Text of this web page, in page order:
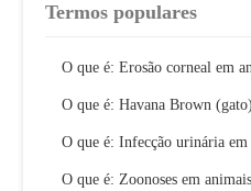
Termos populares
O que é: Erosão corneal em
O que é: Havana Brown (gato)
O que é: Infecção urinária em
O que é: Zoonoses em animais